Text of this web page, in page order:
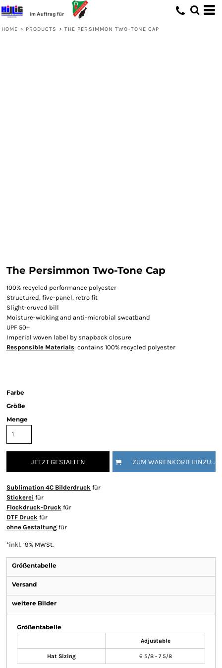
HOME > PRODUCTS > THE PERSIMMON TWO-TONE CAP
The Persimmon Two-Tone Cap
100% recycled performance polyester
Structured, five-panel, retro fit
Slight-cruved bill
Moisture-wicking and anti-microbial sweatband
UPF 50+
Imperial woven label by snapback closure
Responsible Materials: contains 100% recycled polyester
Farbe
Größe
Menge
JETZT GESTALTEN ZUM WARENKORB HINZUFÜGEN
Sublimation 4C Bilderdruck für
Stickerei für
Flockdruck-Druck für
DTF Druck für
ohne Gestaltung für
*inkl. 19% MWSt.
Größentabelle
Versand
weitere Bilder
Größentabelle
Adjustable
Hat Sizing 6 5/8 - 7 5/8